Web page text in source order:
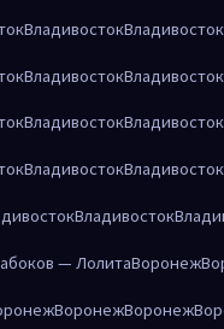
ВладивостокВладивосток
ВладивостокВладивосток
ВладивостокВладивосток
ВладивостокВладивосток
Владивосток
— ЛолитаВоронеж
ВоронежВоронеж